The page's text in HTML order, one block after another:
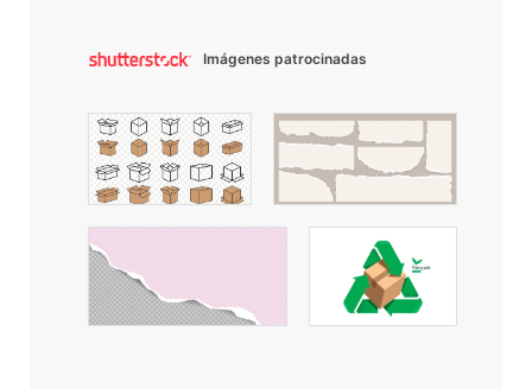
Imágenes patrocinadas